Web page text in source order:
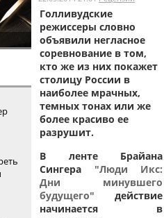
Голливудские
режиссеры словно
объявили негласное
соревнование в том,
кто же из них покажет
столицу России в
наиболее мрачных,
темных тонах или же
более красиво ее
разрушит.
В ленте Брайана
Сингера "Люди Икс:
Дни минувшего
будущего" действие
начинается в